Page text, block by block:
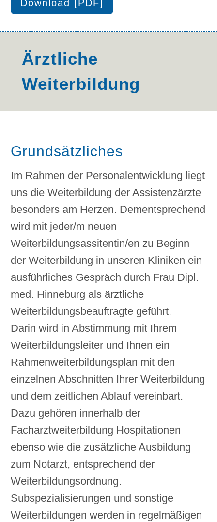
Download [PDF]
Ärztliche
Weiterbildung
Grundsätzliches
Im Rahmen der Personalentwicklung liegt
uns die Weiterbildung der Assistenzärzte
besonders am Herzen. Dementsprechend
wird mit jeder/m neuen
Weiterbildungsassitentin/en zu Beginn
der Weiterbildung in unseren Kliniken ein
ausführliches Gespräch durch Frau Dipl.
med. Hinneburg als ärztliche
Weiterbildungsbeauftragte geführt.
Darin wird in Abstimmung mit Ihrem
Weiterbildungsleiter und Ihnen ein
Rahmenweiterbildungsplan mit den
einzelnen Abschnitten Ihrer Weiterbildung
und dem zeitlichen Ablauf vereinbart.
Dazu gehören innerhalb der
Facharztweiterbildung Hospitationen
ebenso wie die zusätzliche Ausbildung
zum Notarzt, entsprechend der
Weiterbildungsordnung.
Subspezialisierungen und sonstige
Weiterbildungen werden in regelmäßigen